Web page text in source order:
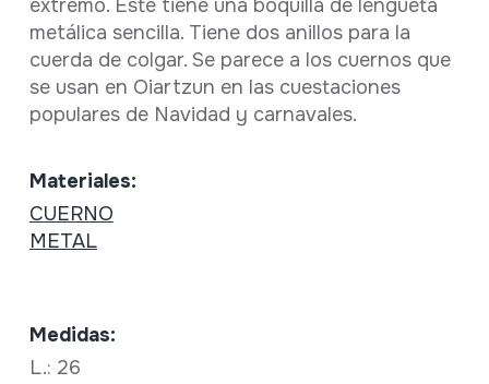
extremo. Este tiene una boquilla de lengüeta
metálica sencilla. Tiene dos anillos para la
cuerda de colgar. Se parece a los cuernos que
se usan en Oiartzun en las cuestaciones
populares de Navidad y carnavales.
Materiales:
CUERNO
METAL
Medidas:
L.: 26